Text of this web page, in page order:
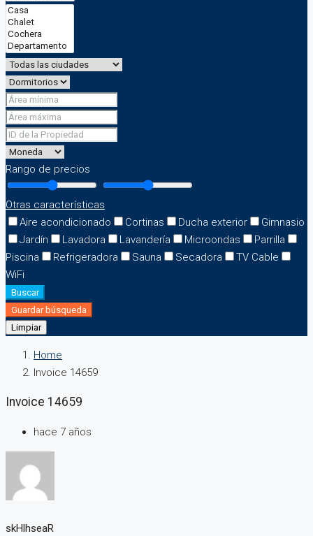
Rango de precios
Otras características
Aire acondicionado
Cortinas Ducha exterior
Gimnasio
Jardín
Lavadora Lavandería Microondas
Parrilla
Piscina
Refrigeradora Sauna Secadora
TV Cable
WiFi
Buscar
Guardar búsqueda
Limpiar
Home
Invoice 14659
Invoice 14659
hace 7 años
skHlhseaR